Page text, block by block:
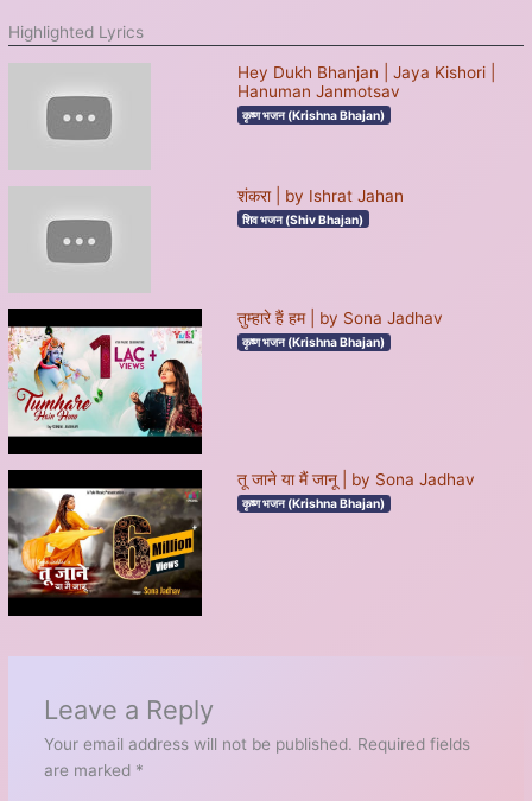
Highlighted Lyrics
Hey Dukh Bhanjan | Jaya Kishori |
Hanuman Janmotsav
कृष्ण भजन (Krishna Bhajan)
शंकरा | by Ishrat Jahan
शिव भजन (Shiv Bhajan)
तुम्हारे हैं हम | by Sona Jadhav
कृष्ण भजन (Krishna Bhajan)
तू जाने या मैं जानू | by Sona Jadhav
कृष्ण भजन (Krishna Bhajan)
Leave a Reply
Your email address will not be published. Required fields
are marked *